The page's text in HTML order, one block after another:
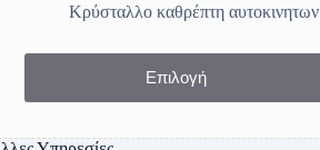
14.99€
19.99€
Κρύσταλλο καθρέπτη αυτοκινητων
Επιλογή
Αυτό
προϊόν
πολλαπλές